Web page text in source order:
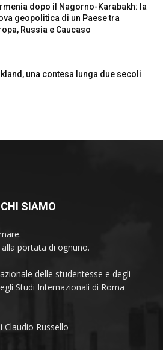
dopo il Nagorno-Karabakh: la
geopolitica di un Paese tra
Russia e Caucaso
una contesa lunga due secoli
CHI SIAMO
portata di ognuno.
delle studentesse e degli
Studi Internazionali di Roma
Russello